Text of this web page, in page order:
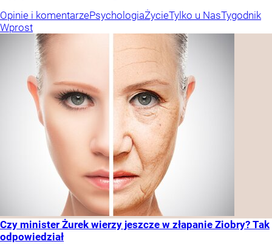
Opinie i komentarzePsychologiaŻycieTylko u NasTygodnik
Wprost
Czy minister Żurek wierzy jeszcze w złapanie Ziobry? Tak
odpowiedział